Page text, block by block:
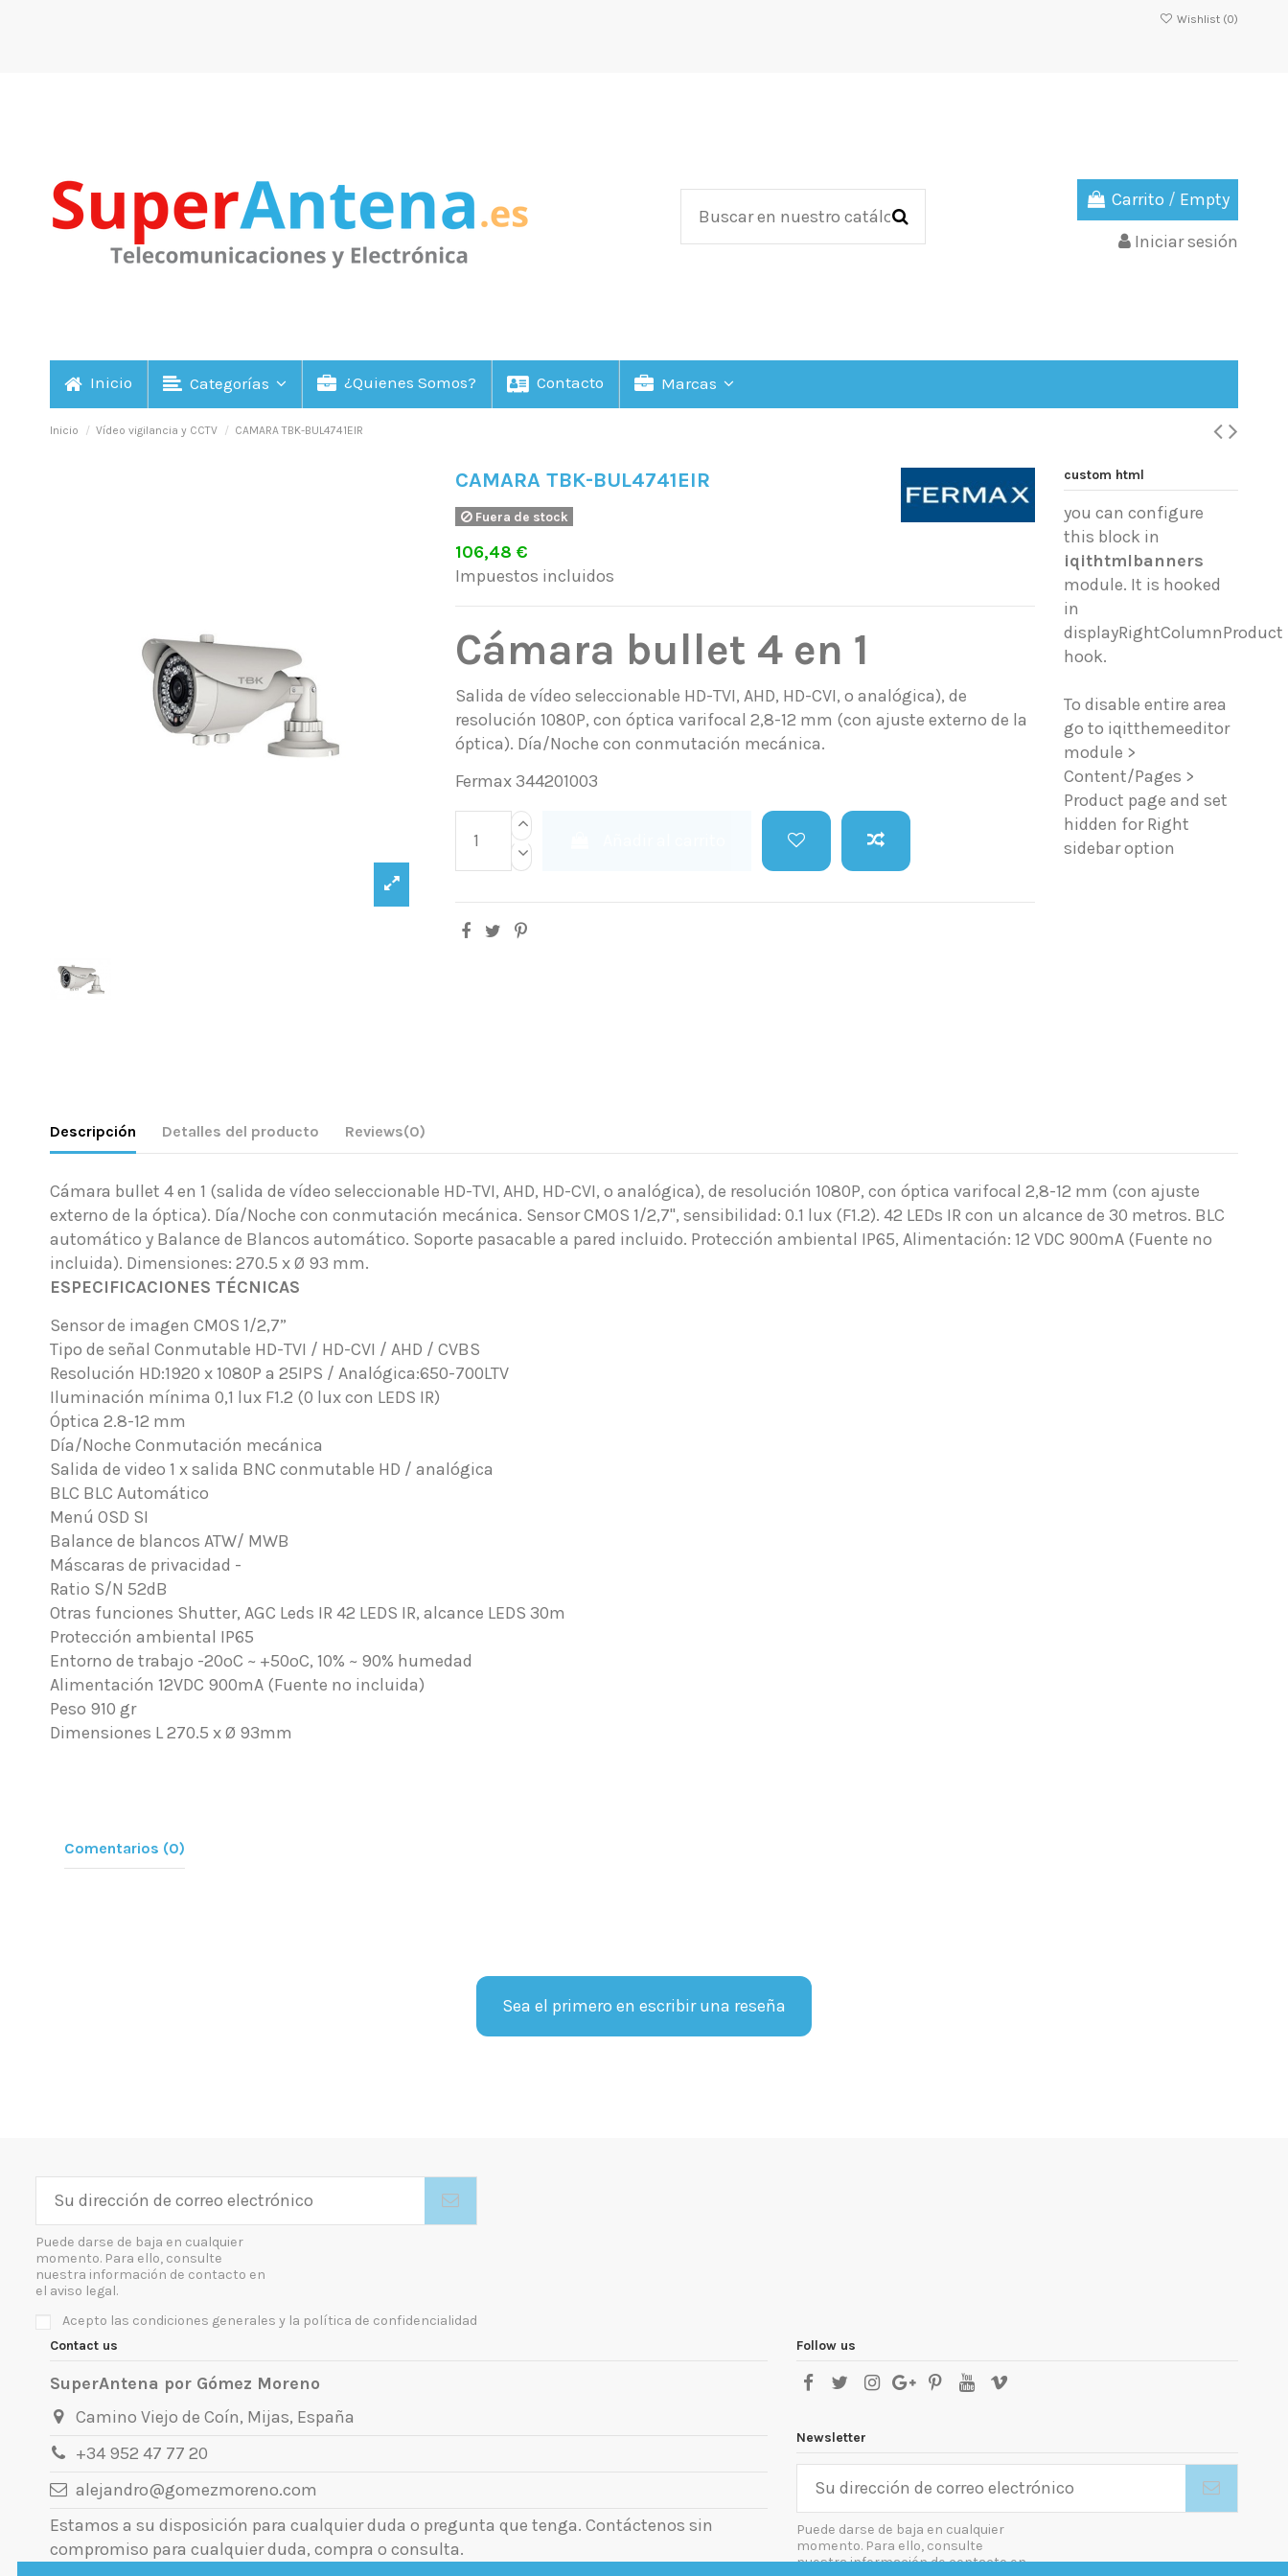
Wishlist (0)
Carrito / Empty
Iniciar sesión
Inicio Categorías ¿Quienes Somos? Contacto Marcas
Inicio Vídeo vigilancia y CCTV CAMARA TBK-BUL4741EIR
CAMARA TBK-BUL4741EIR
Fuera de stock
106,48 €
Impuestos incluidos
Cámara bullet 4 en 1
Salida de vídeo seleccionable HD-TVI, AHD, HD-CVI, o analógica), de
resolución 1080P, con óptica varifocal 2,8-12 mm (con ajuste externo de la
óptica). Día/Noche con conmutación mecánica.
Fermax 344201003
custom html
you can configure
this block in
iqithtmlbanners
module. It is hooked
in
displayRightColumnProduct
hook.
To disable entire area
go to iqitthemeeditor
module >
Content/Pages >
Product page and set
hidden for Right
sidebar option
Descripción Detalles del producto Reviews(0)
Cámara bullet 4 en 1 (salida de vídeo seleccionable HD-TVI, AHD, HD-CVI, o analógica), de resolución 1080P, con óptica varifocal 2,8-12 mm (con ajuste
externo de la óptica). Día/Noche con conmutación mecánica. Sensor CMOS 1/2,7", sensibilidad: 0.1 lux (F1.2). 42 LEDs IR con un alcance de 30 metros. BLC
automático y Balance de Blancos automático. Soporte pasacable a pared incluido. Protección ambiental IP65, Alimentación: 12 VDC 900mA (Fuente no
incluida). Dimensiones: 270.5 x Ø 93 mm.
ESPECIFICACIONES TÉCNICAS
Sensor de imagen CMOS 1/2,7”
Tipo de señal Conmutable HD-TVI / HD-CVI / AHD / CVBS
Resolución HD:1920 x 1080P a 25IPS / Analógica:650-700LTV
Iluminación mínima 0,1 lux F1.2 (0 lux con LEDS IR)
Óptica 2.8-12 mm
Día/Noche Conmutación mecánica
Salida de video 1 x salida BNC conmutable HD / analógica
BLC BLC Automático
Menú OSD SI
Balance de blancos ATW/ MWB
Máscaras de privacidad -
Ratio S/N 52dB
Otras funciones Shutter, AGC Leds IR 42 LEDS IR, alcance LEDS 30m
Protección ambiental IP65
Entorno de trabajo -20ºC ~ +50ºC, 10% ~ 90% humedad
Alimentación 12VDC 900mA (Fuente no incluida)
Peso 910 gr
Dimensiones L 270.5 x Ø 93mm
Comentarios (0)
Sea el primero en escribir una reseña
Puede darse de baja en cualquier
momento. Para ello, consulte
nuestra información de contacto en
el aviso legal.
Acepto las condiciones generales y la política de confidencialidad
Contact us
SuperAntena por Gómez Moreno
Camino Viejo de Coín, Mijas, España
+34 952 47 77 20
alejandro@gomezmoreno.com
Estamos a su disposición para cualquier duda o pregunta que tenga. Contáctenos sin
compromiso para cualquier duda, compra o consulta.
Follow us
Newsletter
Puede darse de baja en cualquier
momento. Para ello, consulte
nuestra información de contacto en